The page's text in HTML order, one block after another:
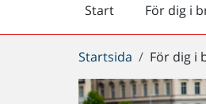
Start
Startsida För dig i
Du
är
här:
Startsida För dig i